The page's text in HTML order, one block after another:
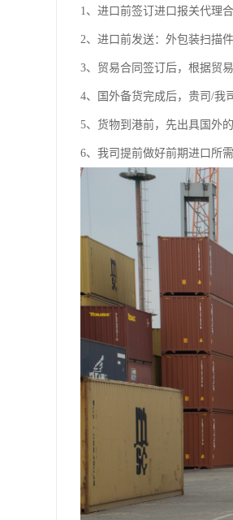
1、进口前签订进口报关代理
2、进口前发送：外包装扫描
3、贸易合同签订后，根据贸
4、国外备货完成后，贵司/我
5、货物到港前，先出具国外
6、我司提前做好前期进口所